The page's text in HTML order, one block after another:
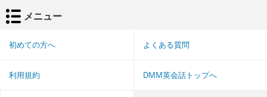
メニュー
初めての方へ よくある質問
利用規約 DMM英会話トップへ